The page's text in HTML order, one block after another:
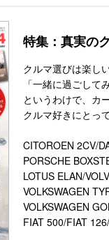
特集：真実の
クルマ選びは楽し
「一緒に過ごして
というわけで、カ
クルマ好きにとっ
CITOROEN 2CV/
PORSCHE
LOTUS ELAN/
VOLKSWAGEN
VOLKSWAGEN
FIAT 500/FIAT